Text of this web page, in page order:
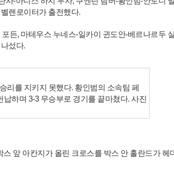
렌로이터가 출전했다.
든, 마테우스 누네스-일카이 귄도안-베르나르두
섰다.
리를 지키지 못했다. 황인범의 소속팀 페
하며 3-3 무승부로 경기를 끝마쳤다. 사진
앞 아칸지가 올린 크로스를 박스 안 홀란드가 헤